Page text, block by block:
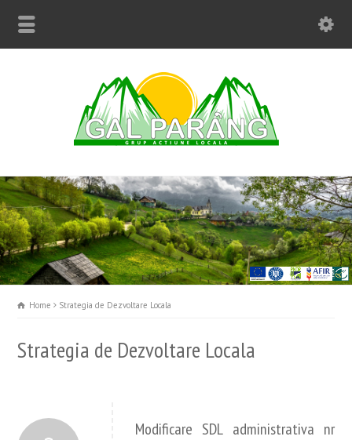
Home Strategia de Dezvoltare Locala
Strategia de Dezvoltare Locala
Modificare SDL administrativa nr